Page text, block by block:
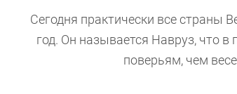
Сегодня практически все страны
год. Он называется Навруз, что
поверьям, чем